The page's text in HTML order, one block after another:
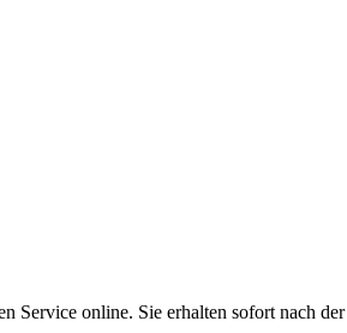
Service online. Sie erhalten sofort nach